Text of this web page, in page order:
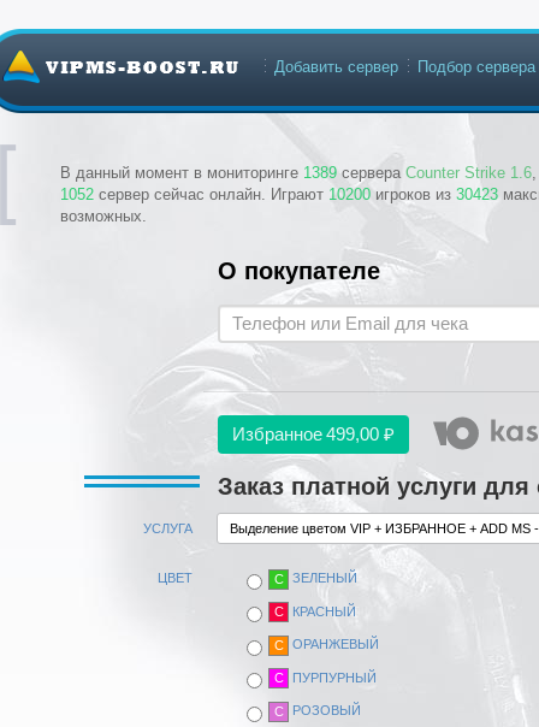
В данный момент в мониторинге 1389 сервера Counter Strike 1.6
1052 сервер сейчас онлайн. Играют 10200 игроков из 30423
возможных.
Добавить сервер Подбор сервера
О покупателе
Избранное499,00 ₽
Заказ платной услуги
УСЛУГА
ЦВЕТ C ЗЕЛЕНЫЙ
C КРАСНЫЙ
C ОРАНЖЕВЫЙ
C ПУРПУРНЫЙ
C РОЗОВЫЙ